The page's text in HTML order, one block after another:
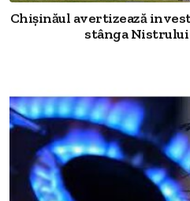
Chișinăul avertizează
stânga